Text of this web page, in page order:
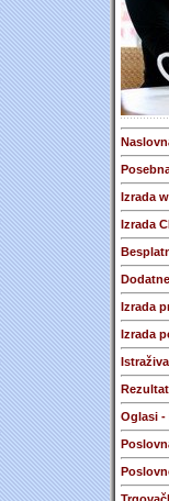
Izrada
Izrada
Izrada
Izrada
Oglasi -